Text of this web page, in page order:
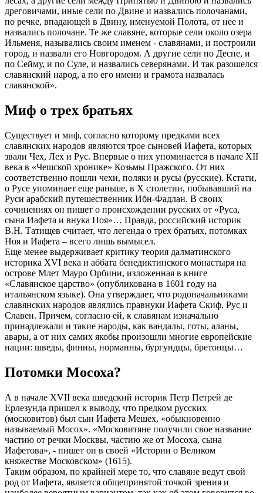
дреговичами, иные сели по Двине и назвались полочанами,
по речке, впадающей в Двину, именуемой Полота, от нее и
назвались полочане. Те же славяне, которые сели около озера
Ильменя, назывались своим именем - славянами, и построили
город, и назвали его Новгородом. А другие сели по Десне, и
по Сейму, и по Суле, и назвались северянами. И так разошелся
славянский народ, а по его имени и грамота назвалась
славянской».
Миф о трех братьях
Существует и миф, согласно которому предками всех
славянских народов являются трое сыновей Иафета, которых
звали Чех, Лех и Рус. Впервые о них упоминается в начале XII
века в «Чешской хронике» Козьмы Пражского. От них
соответственно пошли чехи, поляки и русы (русские). Кстати,
о Русе упоминает еще раньше, в Х столетии, побывавший на
Руси арабский путешественник Ибн-Фадлан. В своих
сочинениях он пишет о происхождении русских от «Руса,
сына Иафета и внука Ноя»… Правда, российский историк
В.Н. Татищев считает, что легенда о трех братьях, потомках
Ноя и Иафета – всего лишь вымысел.
Еще менее выдерживает критику теория далматинского
историка XVI века и аббата бенедиктинского монастыря на
острове Млет Мауро Орбини, изложенная в книге
«Славянское царство» (опубликована в 1601 году на
итальянском языке). Она утверждает, что родоначальниками
славянских народов являлись правнуки Иафета Скиф, Рус и
Славен. Причем, согласно ей, к славянам изначально
принадлежали и такие народы, как вандалы, готы, аланы,
авары, а от них самих якобы произошли многие европейские
нации: шведы, финны, норманны, бургундцы, бретонцы…
Потомки Мосоха?
А в начале XVII века шведский историк Петр Петрей де
Ерлезунда пришел к выводу, что предком русских
(московитов) был сын Иафета Мешех, «обыкновенно
называемый Мосох». «Московитяне получили свое название
частию от речки Москвы, частию же от Мосоха, сына
Иафетова», - пишет он в своей «Истории о Великом
княжестве Московском» (1615).
Таким образом, по крайней мере то, что славяне ведут свой
род от Иафета, является общепринятой точкой зрения и